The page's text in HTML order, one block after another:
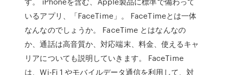
いるアプリ、「FaceTime」。 FaceTimeとは一体
なんなのでしょうか。 FaceTime とはなんなの
か、通話は高音質か、対応端末、料金、使えるキャ
リアについても説明していきます。 FaceTime
は、Wi-Fi 1 やモバイルデータ通信を利用して、対